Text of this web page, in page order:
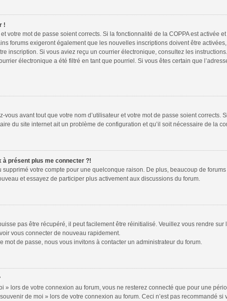
!
votre mot de passe soient corrects. Si la fonctionnalité de la COPPA est
forums exigeront également que les nouvelles inscriptions doivent être
inscription. Si vous aviez reçu un courrier électronique, consultez les
électronique a été filtré en tant que pourriel. Si vous êtes certain que
vous avant tout que votre nom d’utilisateur et votre mot de passe soient
du site internet ait un problème de configuration et qu’il soit nécessaire de la
à présent plus me connecter ?!
supprimé votre compte pour une quelconque raison. De plus, beaucoup de
et essayez de participer plus activement aux discussions du forum.
pas être récupéré, il peut facilement être réinitialisé. Veuillez vous rendre
vous connecter de nouveau rapidement.
de passe, nous vous invitons à contacter un administrateur du forum.
» lors de votre connexion au forum, vous ne resterez connecté que pour une
de moi » lors de votre connexion au forum. Ceci n’est pas recommandé